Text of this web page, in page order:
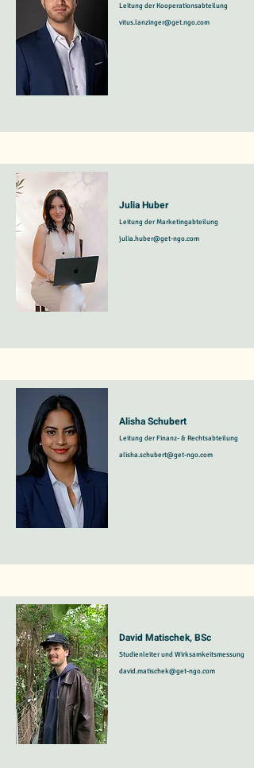
Leitung der Kooperationsabteilung
vitus.lanzinger@get.ngo.com
Julia Huber
Leitung der Marketingabteilung
julia.huber@get-ngo.com
Alisha Schubert
Leitung der Finanz- & Rechtsabteilung
alisha.schubert@get-ngo.com
David Matischek, BSc
Studienleiter und Wirksamkeitsmessung
david.matischek@get-ngo.com